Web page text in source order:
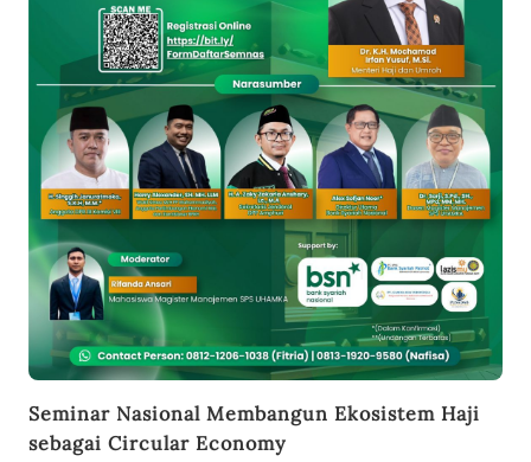
Seminar Nasional Membangun Ekosistem Haji
sebagai Circular Economy